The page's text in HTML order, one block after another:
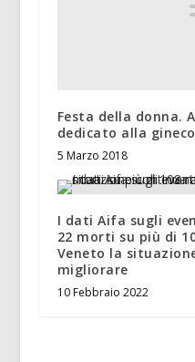
Festa della donna.
dedicato alla
5 Marzo 2018
I dati Aifa sugli
22 morti su più di
Veneto la
migliorare
10 Febbraio 2022